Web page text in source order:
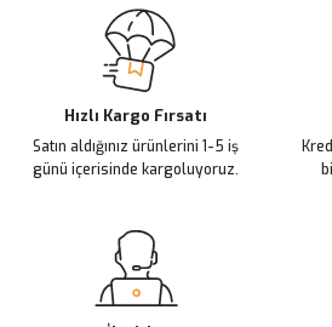
Ürün resmi kalitesiz, bozuk veya
Ürün açıklamasında eksik bilgiler bulunuyor.
Ürün bilgilerinde hatalar bulunuyor.
Ürün fiyatı diğer sitelerden daha pahalı.
Bu ürüne benzer farklı alternatifler olmalı.
Hızlı Kargo Fırsatı
Satın aldığınız ürünlerini 1-5 iş
günü içerisinde kargoluyoruz.